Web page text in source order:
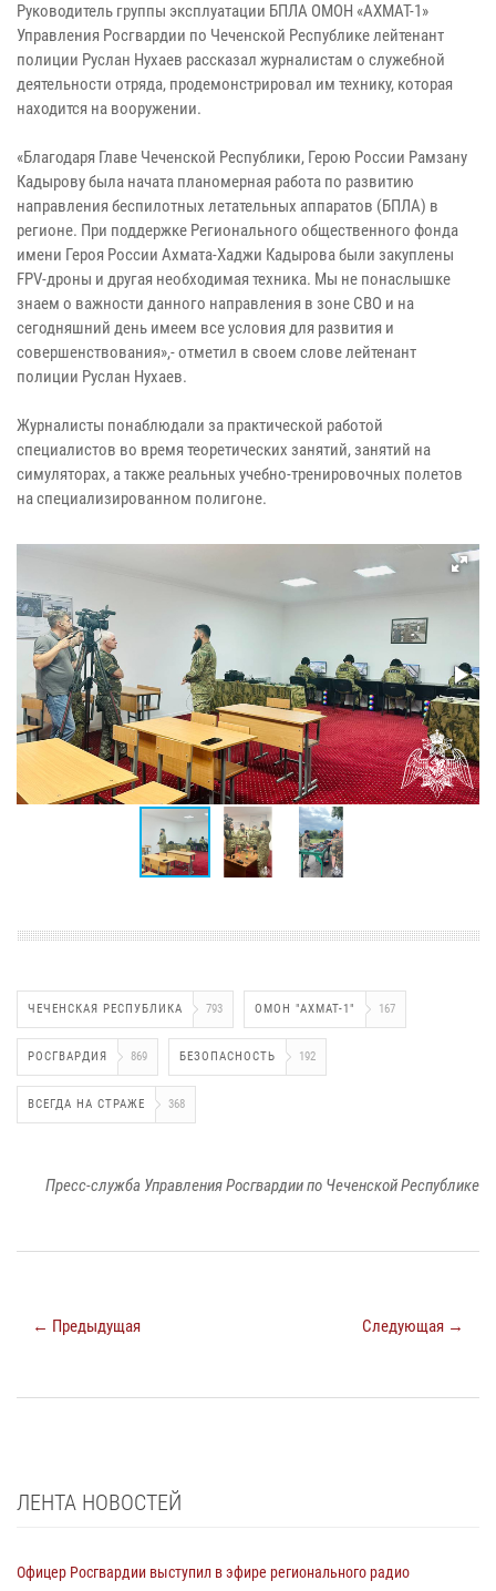
Руководитель группы эксплуатации БПЛА ОМОН «АХМАТ-1»
Управления Росгвардии по Чеченской Республике лейтенант
полиции Руслан Нухаев рассказал журналистам о служебной
деятельности отряда, продемонстрировал им технику, которая
находится на вооружении.
«Благодаря Главе Чеченской Республики, Герою России Рамзану
Кадырову была начата планомерная работа по развитию
направления беспилотных летательных аппаратов (БПЛА) в
регионе. При поддержке Регионального общественного фонда
имени Героя России Ахмата-Хаджи Кадырова были закуплены
FPV-дроны и другая необходимая техника. Мы не понаслышке
знаем о важности данного направления в зоне СВО и на
сегодняшний день имеем все условия для развития и
совершенствования»,- отметил в своем слове лейтенант
полиции Руслан Нухаев.
Журналисты понаблюдали за практической работой
специалистов во время теоретических занятий, занятий на
симуляторах, а также реальных учебно-тренировочных полетов
на специализированном полигоне.
ЧЕЧЕНСКАЯ РЕСПУБЛИКА 793 ОМОН "АХМАТ-1" 167
РОСГВАРДИЯ 869 БЕЗОПАСНОСТЬ 192
ВСЕГДА НА СТРАЖЕ 368
Пресс-служба Управления Росгвардии по Чеченской Республике
← Предыдущая Следующая →
ЛЕНТА НОВОСТЕЙ
Офицер Росгвардии выступил в эфире регионального радио